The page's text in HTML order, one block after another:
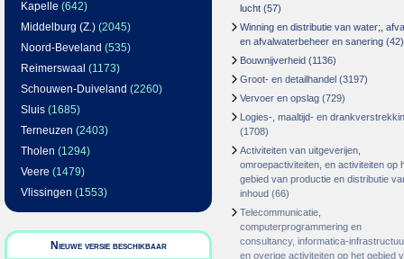
Kapelle (642)
Middelburg (Z.) (2045)
Noord-Beveland (535)
Reimerswaal (1173)
Schouwen-Duiveland (2260)
Sluis (1685)
Terneuzen (2403)
Tholen (1294)
Veere (1479)
Vlissingen (1553)
Nieuwe versie beschikbaar
lucht (57)
Winning en distributie van water;,
en afvalwaterbeheer en sanering (42)
Bouwnijverheid (1136)
Groot- en detailhandel (3197)
Vervoer en opslag (729)
Logies-, maaltijd- en
(1708)
Activiteiten van uitgeverijen,
omroepactiviteiten, en activiteiten op
gebied van productie en distributie
inhoud (66)
Telecommunicatie,
computerprogrammering en
consultancy, informatica-
en overige activiteiten op het gebied